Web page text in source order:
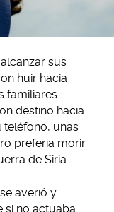
sus
huir hacia
familiares
destino hacia
teléfono, unas
prefería morir
de Siria.
averió y
si no actuaba